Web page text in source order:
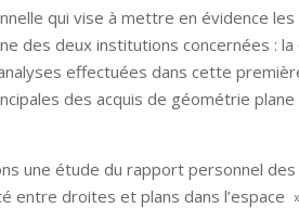
qui vise à mettre en évidence
des deux institutions concernées :
effectuées dans cette
des acquis de géométrie
une étude du rapport personnel
entre droites et plans dans l’espace